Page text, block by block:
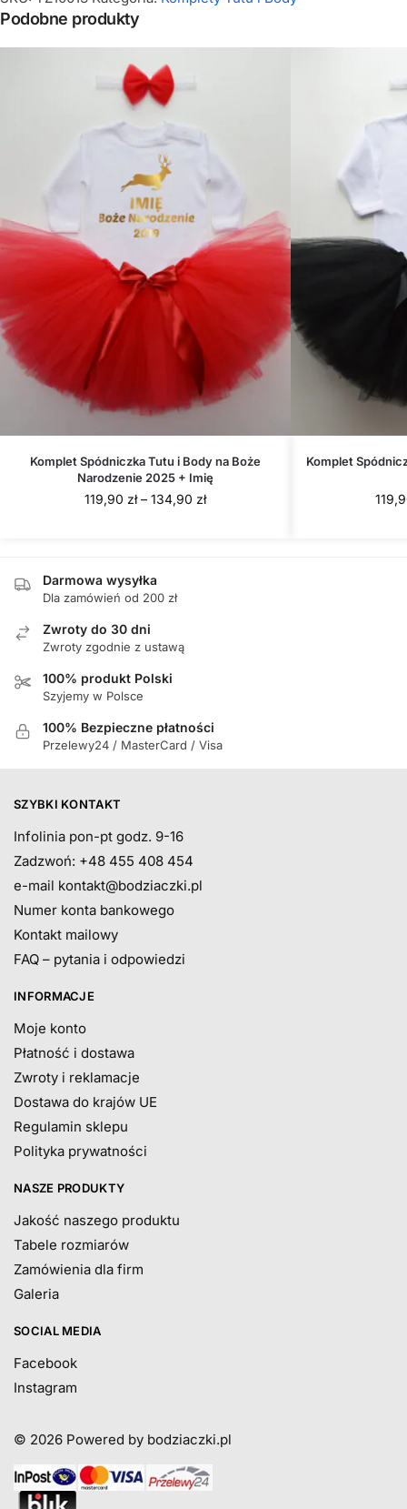
Podobne produkty
Komplet Spódniczka Tutu i Body na Boże
Narodzenie 2025 + Imię
119,90 zł – 134,90 złZakres
Komplet
Darmowa wysyłka
Dla zamówień od 200 zł
Zwroty do 30 dni
Zwroty zgodnie z ustawą
100% produkt Polski
Szyjemy w Polsce
100% Bezpieczne płatności
Przelewy24 / MasterCard / Visa
SZYBKI KONTAKT
Infolinia pon-pt godz. 9-16
Zadzwoń: +48 455 408 454
e-mail kontakt@bodziaczki.pl
Numer konta bankowego
Kontakt mailowy
FAQ – pytania i odpowiedzi
INFORMACJE
Moje konto
Płatność i dostawa
Zwroty i reklamacje
Dostawa do krajów UE
Regulamin sklepu
Polityka prywatności
NASZE PRODUKTY
Jakość naszego produktu
Tabele rozmiarów
Zamówienia dla firm
Galeria
SOCIAL MEDIA
Facebook
Instagram
© 2026 Powered by bodziaczki.pl